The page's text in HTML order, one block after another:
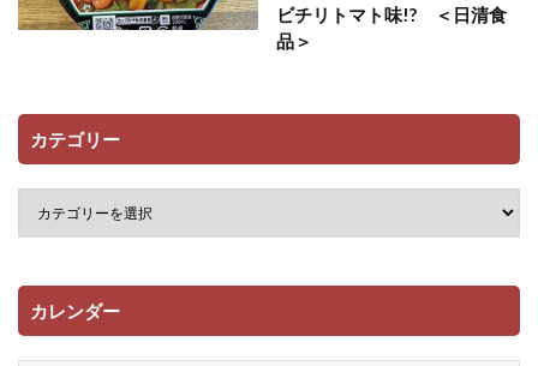
ビチリトマト味!? ＜日清食
品＞
カテゴリー
カレンダー